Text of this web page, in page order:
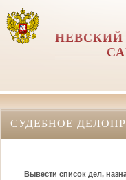
НЕВСКИЙ
СУДЕБНОЕ
Вывести список дел,